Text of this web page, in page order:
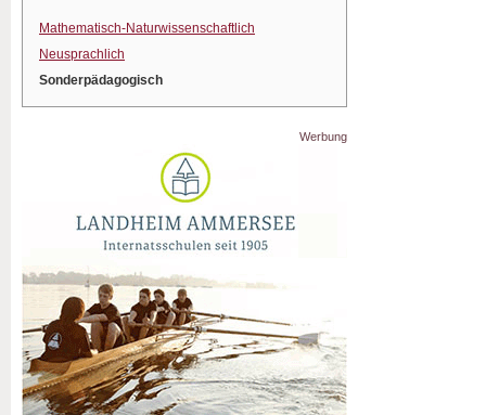
Mathematisch-Naturwissenschaftlich
Neusprachlich
Sonderpädagogisch
Werbung